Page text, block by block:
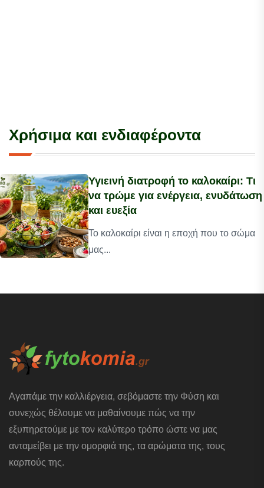
Χρήσιμα και ενδιαφέροντα
Υγιεινή διατροφή το καλοκαίρι: Τι
να τρώμε για ενέργεια, ενυδάτωση
και ευεξία
Το καλοκαίρι είναι η εποχή που το σώμα
μας...
Αγαπάμε την καλλιέργεια, σεβόμαστε την Φύση και
συνεχώς θέλουμε να μαθαίνουμε πώς να την
εξυπηρετούμε με τον καλύτερο τρόπο ώστε να μας
ανταμείβει με την ομορφιά της, τα αρώματα της, τους
καρπούς της.